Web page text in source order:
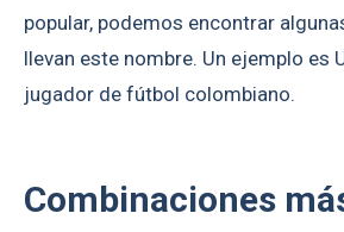
popular, podemos encontrar
llevan este nombre. Un ejemplo es
jugador de fútbol colombiano.
Combinaciones